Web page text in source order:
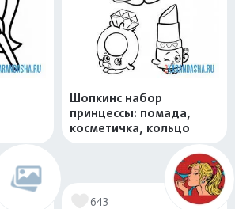
Шопкинс набор
принцессы: помада,
косметичка, кольцо
643